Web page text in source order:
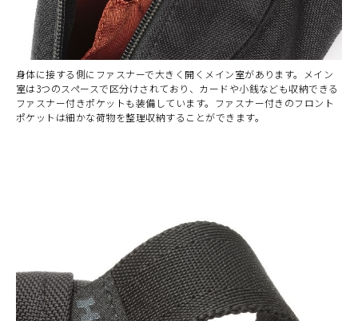
身体に接する側にファスナーで大きく開くメイン室があります。メイン
室は3つのスペースで区分けされており、カードや小銭なども収納できる
ファスナー付きポケットも装備しています。ファスナー付きのフロント
ポケットは細かな荷物を整理収納することができます。